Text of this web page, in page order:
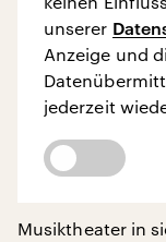
unserer
Anzeige und
jederzeit
Musiktheater in